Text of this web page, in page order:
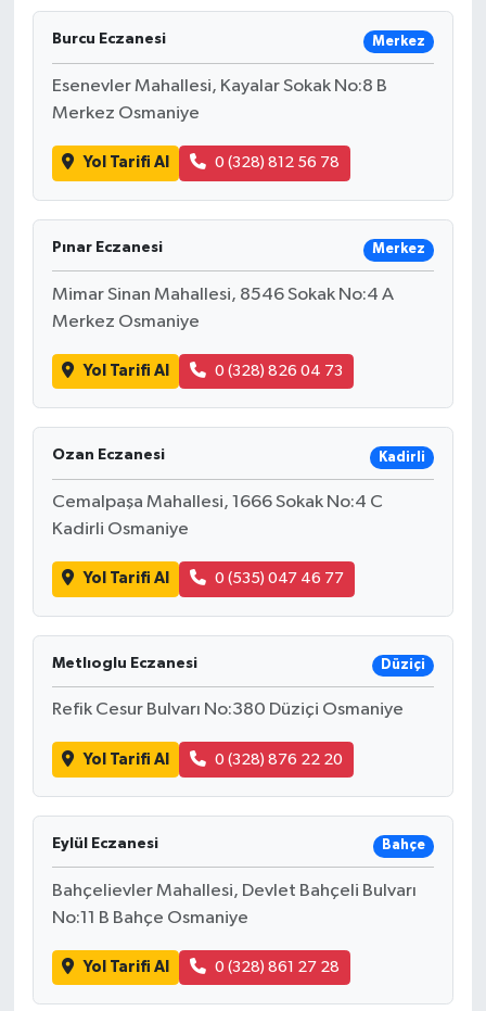
Burcu Eczanesi Merkez
Esenevler Mahallesi, Kayalar Sokak No:8 B
Merkez Osmaniye
Yol Tarifi Al 0 (328) 812 56 78
Pınar Eczanesi Merkez
Mimar Sinan Mahallesi, 8546 Sokak No:4 A
Merkez Osmaniye
Yol Tarifi Al 0 (328) 826 04 73
Ozan Eczanesi Kadirli
Cemalpaşa Mahallesi, 1666 Sokak No:4 C
Kadirli Osmaniye
Yol Tarifi Al 0 (535) 047 46 77
Metlıoglu Eczanesi Düziçi
Refik Cesur Bulvarı No:380 Düziçi Osmaniye
Yol Tarifi Al 0 (328) 876 22 20
Eylül Eczanesi Bahçe
Bahçelievler Mahallesi, Devlet Bahçeli Bulvarı
No:11 B Bahçe Osmaniye
Yol Tarifi Al 0 (328) 861 27 28